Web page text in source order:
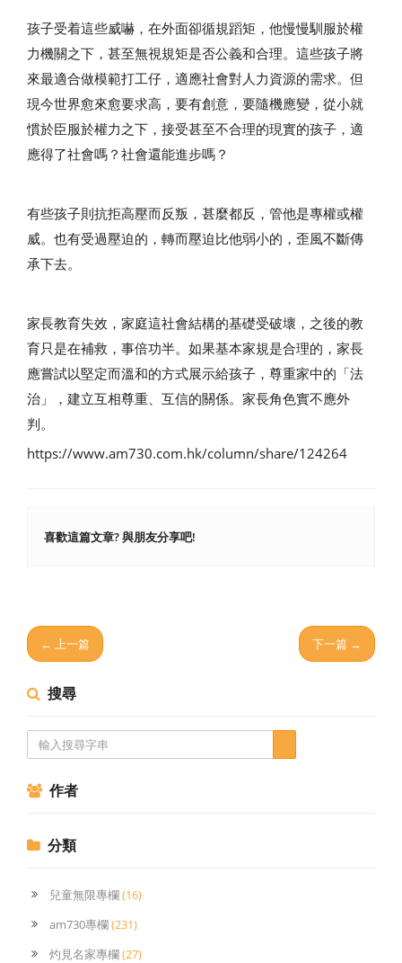
孩子受着這些威嚇，在外面卻循規蹈矩，他慢慢馴服於權
力機關之下，甚至無視規矩是否公義和合理。這些孩子將
來最適合做模範打工仔，適應社會對人力資源的需求。但
現今世界愈來愈要求高，要有創意，要隨機應變，從小就
慣於臣服於權力之下，接受甚至不合理的現實的孩子，適
應得了社會嗎？社會還能進步嗎？
有些孩子則抗拒高壓而反叛，甚麼都反，管他是專權或權
威。也有受過壓迫的，轉而壓迫比他弱小的，歪風不斷傳
承下去。
家長教育失效，家庭這社會結構的基礎受破壞，之後的教
育只是在補救，事倍功半。如果基本家規是合理的，家長
應嘗試以堅定而溫和的方式展示給孩子，尊重家中的「法
治」，建立互相尊重、互信的關係。家長角色實不應外
判。
https://www.am730.com.hk/column/share/124264
喜歡這篇文章? 與朋友分享吧!
← 上一篇 下一篇 →
搜尋
作者
分類
兒童無限專欄(16)
am730專欄(231)
灼見名家專欄(27)